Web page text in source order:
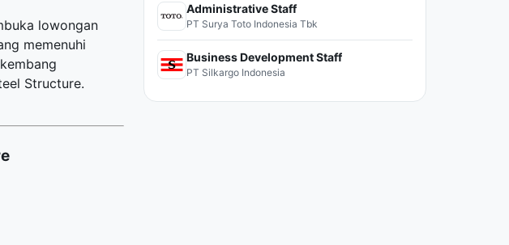
lowongan
memenuhi
Structure.
Administrative Staff
PT Surya Toto Indonesia Tbk
Business Development Staff
PT Silkargo Indonesia